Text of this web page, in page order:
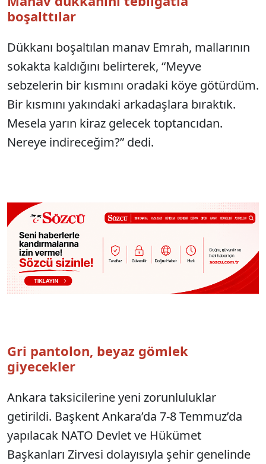
boşalttılar
Dükkanı boşaltılan manav Emrah, mallarının
sokakta kaldığını belirterek, “Meyve
sebzelerin bir kısmını oradaki köye götürdüm.
Bir kısmını yakındaki arkadaşlara bıraktık.
Mesela yarın kiraz gelecek toptancıdan.
Nereye indireceğim?” dedi.
Gri pantolon, beyaz gömlek
giyecekler
Ankara taksicilerine yeni zorunluluklar
getirildi. Başkent Ankara’da 7-8 Temmuz’da
yapılacak NATO Devlet ve Hükümet
Başkanları Zirvesi dolayısıyla şehir genelinde